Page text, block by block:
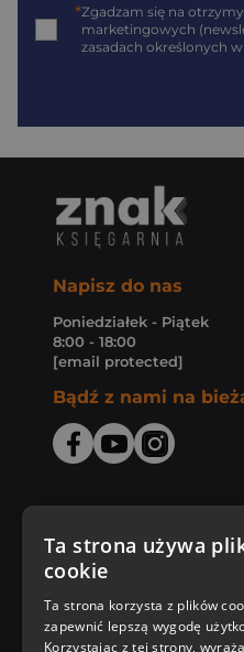
*Zgadzam się na
marketingowych
zasadach określonych w
Napisz do nas
Poniedziałek - Piątek
8:00 - 18:00
[email protected]
Bądź z nami na
Zakupy u nas
Nasza oferta
Ta strona używa
cookie
Ta strona korzysta z plików
zapewnić lepszą wygodę
Korzystając z tej strony,